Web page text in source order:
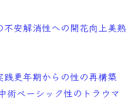
不安解消性への開花向上美熟
践更年期からの性の再構築
術ベーシック性のトラウマ